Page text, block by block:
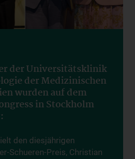
der Universitätsklinik
der Medizinischen
wurden auf dem
in Stockholm
den diesjährigen
Schueren-Preis, Christian